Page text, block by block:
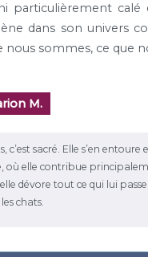
particulièrement
dans son univers
nous sommes, ce que
M.
c’est sacré. Elle s’en
où elle contribue
dévore tout ce qui lui
chats.